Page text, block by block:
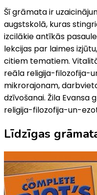
Šī grāmata ir
augstskolā, kuras
izcilākie antīkās
lekcijas par laimes
citiem tematiem.
reāla religija-filozofija-
mikrorajonam,
dzīvošanai. Žila Evansa
religija-filozofija-un-
Līdzīgas